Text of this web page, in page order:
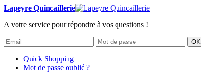
Lapeyre Quincaillerie
A votre service pour répondre à vos questions !
OK
Quick Shopping
Mot de passe oublié ?